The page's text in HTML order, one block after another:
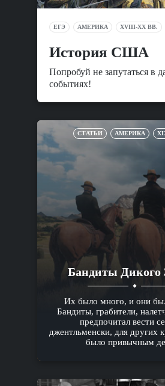
ЕГЭ АМЕРИКА XVIII-XX ВВ.
История США
Попробуй не запутаться в
событиях!
СТАТЬИ АМЕРИКА
Бандиты Дикого
Их было много, и они
Бандиты, грабители,
предпочитал вести
джентльменски, для других
было привычным